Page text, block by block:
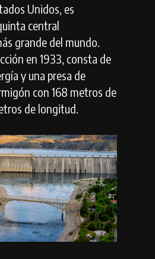
Unidos, es
central
grande del mundo.
en 1933, consta de
y una presa de
con 168 metros de
de longitud.